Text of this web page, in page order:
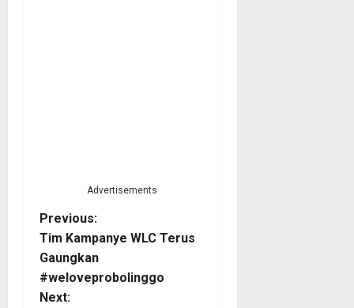
Advertisements
P
o
s
Previous:
Tim Kampanye WLC Terus
Gaungkan
#weloveprobolinggo
Next: